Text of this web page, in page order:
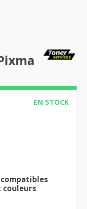
EN STOCK
compatibles
couleurs